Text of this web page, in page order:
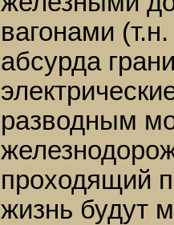
вагонами
абсурда
разводным
проходящий
жизнь будут